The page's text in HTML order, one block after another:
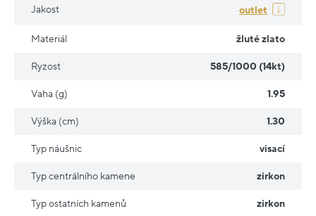
Jakost outlet
Materiál žluté zlato
Ryzost 585/1000 (14kt)
Vaha (g) 1.95
Výška (cm) 1.30
Typ náušnic visací
Typ centrálního kamene zirkon
Typ ostatních kamenů zirkon